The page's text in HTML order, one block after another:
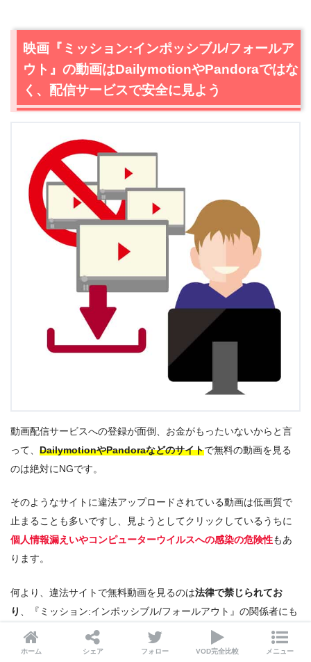
映画『ミッション:インポッシブル/フォールア
ウト』の動画はDailymotionやPandoraではな
く、配信サービスで安全に見よう
動画配信サービスへの登録が面倒、お金がもったいないからと言
って、 DailymotionやPandoraなどのサイトで無料の動画を見る
のは絶対にNGです。
そのようなサイトに違法アップロードされている動画は低画質で
止まることも多いですし、見ようとしてクリックしているうちに
個人情報漏えいやコンピューターウイルスへの感染の危険性もあ
ります。
何より、違法サイトで無料動画を見るのは法律で禁じられてお
り
、『ミッション:インポッシブル/フォールアウト』の関係者にも
お金が入らず、みんなが損をすることになります。
ホーム シェア フォロー VOD完全比較 メニュー